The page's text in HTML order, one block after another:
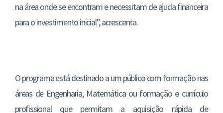
na área onde se encontram e necessitam de ajuda financeira
para o investimento inicial”, acrescenta.
O programa está destinado a um público com formação nas
áreas de Engenharia, Matemática ou formação e currículo
profissional que permitam a aquisição rápida de